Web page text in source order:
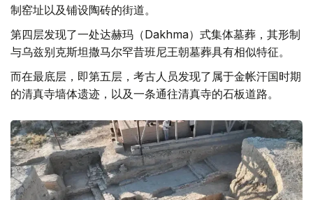
制窑址以及铺设陶砖的街道。
第四层发现了一处达赫玛（Dakhma）式集体墓葬，其形制
与乌兹别克斯坦撒马尔罕昔班尼王朝墓葬具有相似特征。
而在最底层，即第五层，考古人员发现了属于金帐汗国时期
的清真寺墙体遗迹，以及一条通往清真寺的石板道路。